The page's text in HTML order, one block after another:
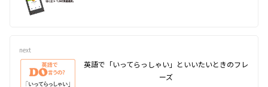
next
英語で「いってらっしゃい」といいたいときのフレ
ーズ